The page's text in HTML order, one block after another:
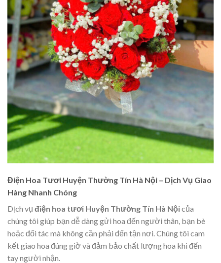
Điện Hoa Tươi Huyện Thường Tín Hà Nội – Dịch Vụ Giao
Hàng Nhanh Chóng
Dịch vụ điện hoa tươi Huyện Thường Tín Hà Nộicủa
chúng tôi giúp bạn dễ dàng gửi hoa đến người thân, bạn bè
hoặc đối tác mà không cần phải đến tận nơi. Chúng tôi cam
kết giao hoa đúng giờ và đảm bảo chất lượng hoa khi đến
tay người nhận.